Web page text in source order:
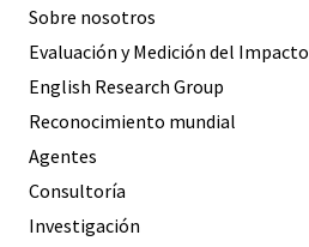
Sobre nosotros
Evaluación y Medición del Impacto
English Research Group
Reconocimiento mundial
Agentes
Consultoría
Investigación